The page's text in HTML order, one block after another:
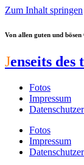
Zum Inhalt springen
Von allen guten und bösen
Jenseits des
Fotos
Impressum
Fotos
Impressum